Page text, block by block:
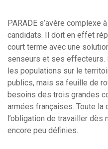
PARADE s’avère complexe
candidats. Il doit en effet
court terme avec une
senseurs et ses effecteurs.
les populations sur le
publics, mais sa feuille de
besoins des trois grandes
armées françaises. Toute
l’obligation de travailler dès
encore peu définies.